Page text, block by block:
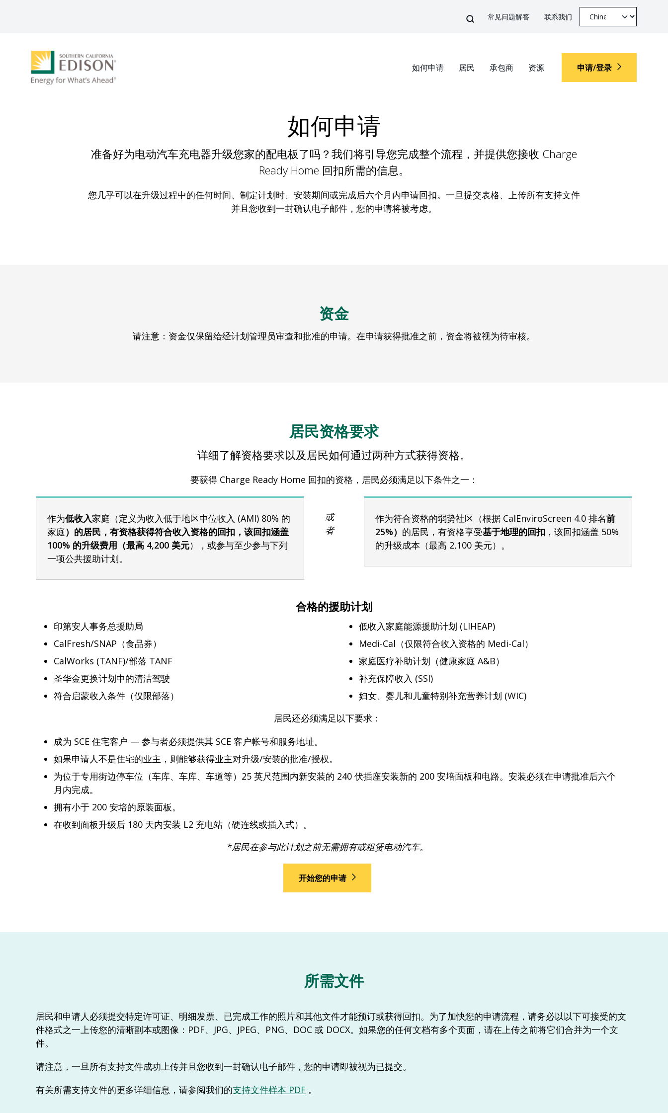
搜索
搜索 Top Menu
常见问题解答 联系我们 Select your language
Select your language
主导航
如何申请 居民 承包商 资源 申请/登录
如何申请
准备好为电动汽车充电器升级您家的配电板了吗？我们将引导您完成整个流程，并提供您接收 Charge
Ready Home 回扣所需的信息。
您几乎可以在升级过程中的任何时间、制定计划时、安装期间或完成后六个月内申请回扣。一旦提交表格、上传所有支持文件
并且您收到一封确认电子邮件，您的申请将被考虑。
资金
请注意：资金仅保留给经计划管理员审查和批准的申请。在申请获得批准之前，资金将被视为待审核。
居民资格要求
详细了解资格要求以及居民如何通过两种方式获得资格。
要获得 Charge Ready Home 回扣的资格，居民必须满足以下条件之一：
作为低收入家庭（定义为收入低于地区中位收入 (AMI) 80% 的
家庭）的居民，有资格获得符合收入资格的回扣，该回扣涵盖
100% 的升级费用（最高 4,200 美元），或参与至少参与下列
一项公共援助计划。
或
者
作为符合资格的弱势社区（根据 CalEnviroScreen 4.0 排名前
25%） 的居民，有资格享受基于地理的回扣 ，该回扣涵盖 50%
的升级成本（最高 2,100 美元）。
合格的援助计划
印第安人事务总援助局
CalFresh/SNAP（食品券）
CalWorks (TANF)/部落 TANF
圣华金更换计划中的清洁驾驶
符合启蒙收入条件（仅限部落）
低收入家庭能源援助计划 (LIHEAP)
Medi-Cal（仅限符合收入资格的 Medi-Cal）
家庭医疗补助计划（健康家庭 A&B）
补充保障收入 (SSI)
妇女、婴儿和儿童特别补充营养计划 (WIC)
居民还必须满足以下要求：
成为 SCE 住宅客户 — 参与者必须提供其 SCE 客户帐号和服务地址。
如果申请人不是住宅的业主，则能够获得业主对升级/安装的批准/授权。
为位于专用街边停车位（车库、车库、车道等）25 英尺范围内新安装的 240 伏插座安装新的 200 安培面板和电路。安装必须在申请批准后六个
月内完成。
拥有小于 200 安培的原装面板。
在收到面板升级后 180 天内安装 L2 充电站（硬连线或插入式）。
*居民在参与此计划之前无需拥有或租赁电动汽车。
开始您的申请
所需文件
居民和申请人必须提交特定许可证、明细发票、已完成工作的照片和其他文件才能预订或获得回扣。为了加快您的申请流程，请务必以以下可接受的文
件格式之一上传您的清晰副本或图像：PDF、JPG、JPEG、PNG、DOC 或 DOCX。如果您的任何文档有多个页面，请在上传之前将它们合并为一个文
件。
请注意，一旦所有支持文件成功上传并且您收到一封确认电子邮件，您的申请即被视为已提交。
有关所需支持文件的更多详细信息，请参阅我们的支持文件样本 PDF 。